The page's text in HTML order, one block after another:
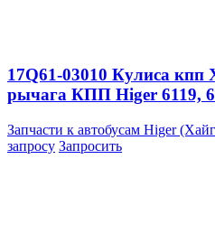
17Q61-03010 Кулиса кпп
рычага КПП Higer 6119,
Запчасти к автобусам Higer
запросу Запросить